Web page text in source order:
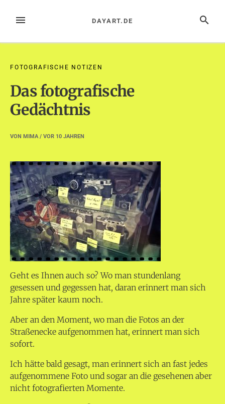
InhaltMENÜ SUCHE
DAYART.DE
FOTOGRAFISCHE NOTIZEN
Das fotografische
Gedächtnis
VON MIMA/ VOR 10 JAHREN
Geht es Ihnen auch so? Wo man stundenlang
gesessen und gegessen hat, daran erinnert man sich
Jahre später kaum noch.
Aber an den Moment, wo man die Fotos an der
Straßenecke aufgenommen hat, erinnert man sich
sofort.
Ich hätte bald gesagt, man erinnert sich an fast jedes
aufgenommene Foto und sogar an die gesehenen aber
nicht fotografierten Momente.